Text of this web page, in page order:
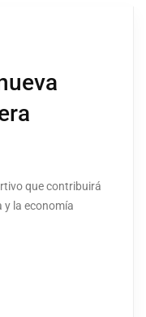
que contribuirá
la economía